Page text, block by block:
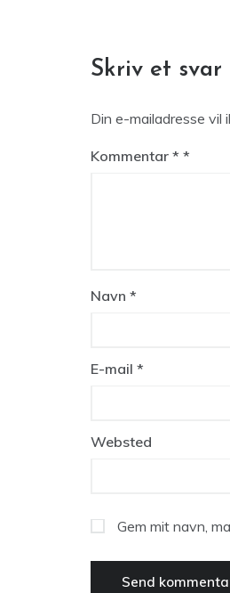
Skriv et svar
Din e-mailadresse vil
Kommentar *
Navn *
E-mail *
Websted
Gem mit navn,